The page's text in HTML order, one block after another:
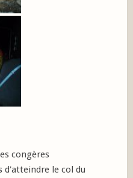
congères
d'atteindre le col du